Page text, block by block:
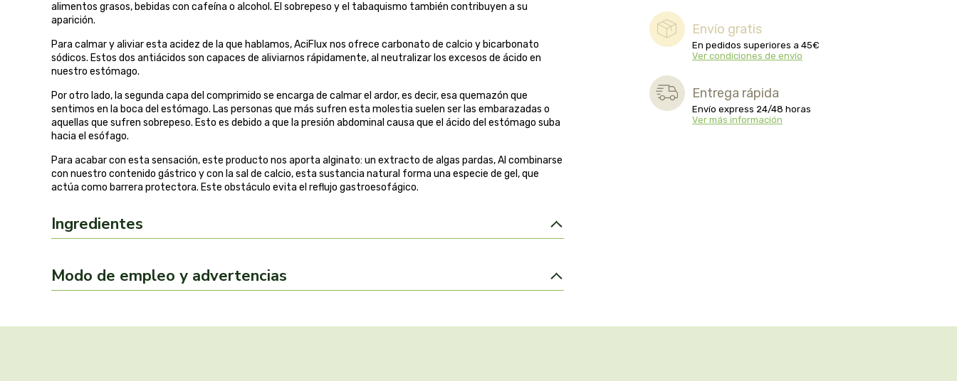
alimentos grasos, bebidas con cafeína o alcohol. El sobrepeso y el tabaquismo también contribuyen a su
aparición.
Para calmar y aliviar esta acidez de la que hablamos, AciFlux nos ofrece carbonato de calcio y bicarbonato
sódicos. Estos dos antiácidos son capaces de aliviarnos rápidamente, al neutralizar los excesos de ácido en
nuestro estómago.
Por otro lado, la segunda capa del comprimido se encarga de calmar el ardor, es decir, esa quemazón que
sentimos en la boca del estómago. Las personas que más sufren esta molestia suelen ser las embarazadas o
aquellas que sufren sobrepeso. Esto es debido a que la presión abdominal causa que el ácido del estómago suba
hacia el esófago.
Para acabar con esta sensación, este producto nos aporta alginato: un extracto de algas pardas, Al combinarse
con nuestro contenido gástrico y con la sal de calcio, esta sustancia natural forma una especie de gel, que
actúa como barrera protectora. Este obstáculo evita el reflujo gastroesofágico.
Ingredientes
Modo de empleo y advertencias
Envío gratis
En pedidos superiores a 45€
Ver condiciones de envío
Entrega rápida
Envío express 24/48 horas
Ver más información